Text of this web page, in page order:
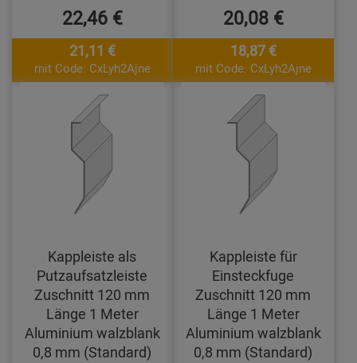
22,46 €
21,11 €
mit Code: CxLyh2Ajne
20,08 €
18,87 €
mit Code: CxLyh2Ajne
Kappleiste als
Putzaufsatzleiste
Zuschnitt 120 mm
Länge 1 Meter
Aluminium walzblank
0,8 mm (Standard)
Kappleiste für
Einsteckfuge
Zuschnitt 120 mm
Länge 1 Meter
Aluminium walzblank
0,8 mm (Standard)